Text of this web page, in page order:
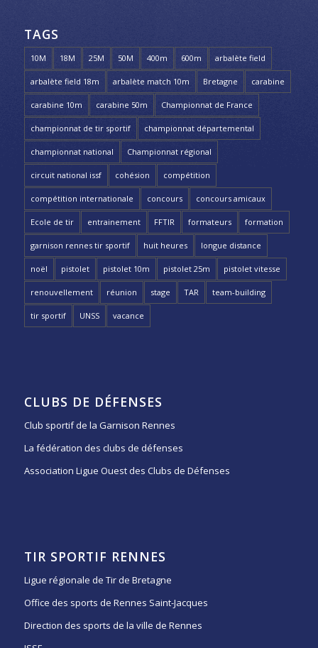
TAGS
10M 18M 25M 50M 400m 600m arbalète field
arbalète field 18m arbalète match 10m Bretagne carabine
carabine 10m carabine 50m Championnat de France
championnat de tir sportif championnat départemental
championnat national Championnat régional
circuit national issf cohésion compétition
compétition internationale concours concours amicaux
Ecole de tir entrainement FFTIR formateurs formation
garnison rennes tir sportif huit heures longue distance
noël pistolet pistolet 10m pistolet 25m pistolet vitesse
renouvellement réunion stage TAR team-building
tir sportif UNSS vacance
CLUBS DE DÉFENSES
Club sportif de la Garnison Rennes
La fédération des clubs de défenses
Association Ligue Ouest des Clubs de Défenses
TIR SPORTIF RENNES
Ligue régionale de Tir de Bretagne
Office des sports de Rennes Saint-Jacques
Direction des sports de la ville de Rennes